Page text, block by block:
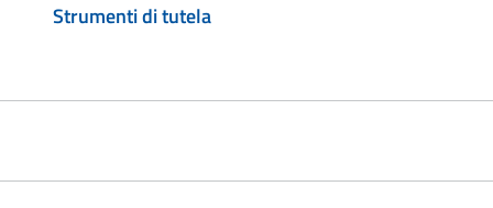
Strumenti di tutela